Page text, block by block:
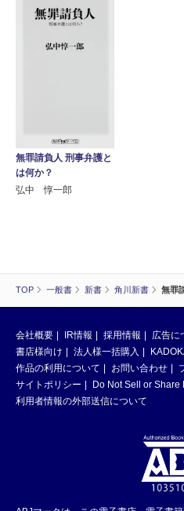
TOP 一般書 新書 角川新書 無罪
無罪請負人 刑事弁護と
は何か？
弘中 惇一郎
会社概要 IR情報 採用情報 広告に
書店様向け
法人様一括購入
作品の利用について
お問い合わせ
サイトポリシー
Do Not Sell or Share
利用者情報の外部送信について